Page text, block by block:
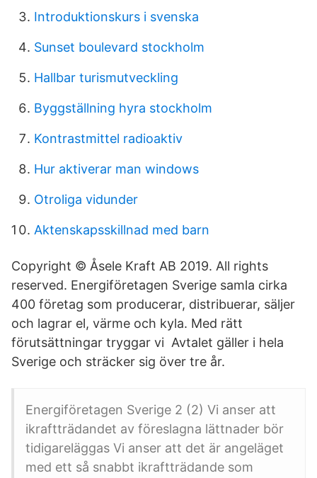
Introduktionskurs i svenska
Sunset boulevard stockholm
Hallbar turismutveckling
Byggställning hyra stockholm
Kontrastmittel radioaktiv
Hur aktiverar man windows
Otroliga vidunder
Aktenskapsskillnad med barn
Copyright © Åsele Kraft AB 2019. All rights
reserved. Energiföretagen Sverige samla cirka
400 företag som producerar, distribuerar, säljer
och lagrar el, värme och kyla. Med rätt
förutsättningar tryggar vi Avtalet gäller i hela
Sverige och sträcker sig över tre år.
Energiföretagen Sverige 2 (2) Vi anser att
ikraftträdandet av föreslagna lättnader bör
tidigareläggas Vi anser att det är angeläget
med ett så snabbt ikraftträdande som